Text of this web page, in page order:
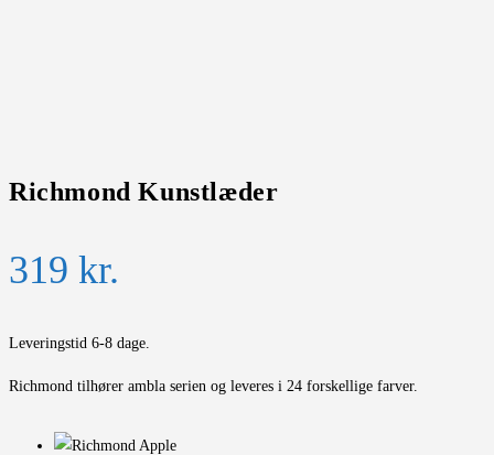
Richmond Kunstlæder
319 kr.
Leveringstid 6-8 dage.
Richmond tilhører ambla serien og leveres i 24 forskellige farver.